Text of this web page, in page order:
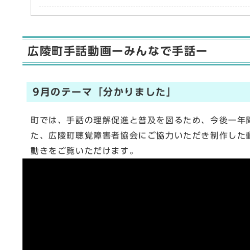
広陵町手話動画ーみんなで手話ー
9月のテーマ「分かりました」
町では、手話の理解促進と普及を図るため、今後一
た、広陵町聴覚障害者協会にご協力いただき制作し
動きをご覧いただけます。